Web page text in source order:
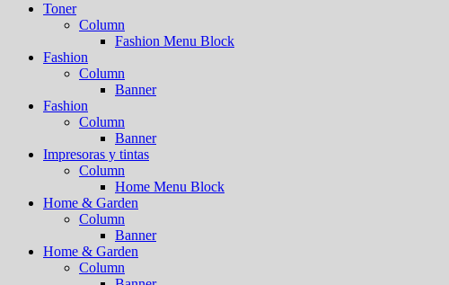
Toner
Column
Fashion Menu Block
Fashion
Column
Banner
Fashion
Column
Banner
Impresoras y tintas
Column
Home Menu Block
Home & Garden
Column
Banner
Home & Garden
Column